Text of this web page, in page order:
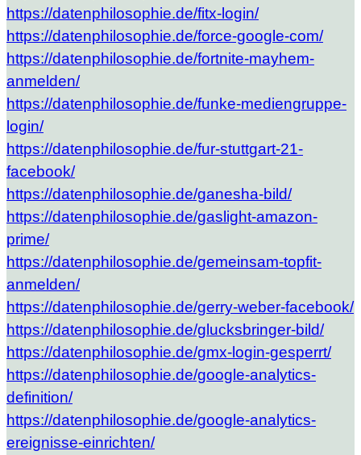
https://datenphilosophie.de/fitx-login/
https://datenphilosophie.de/force-google-com/
https://datenphilosophie.de/fortnite-mayhem-
anmelden/
https://datenphilosophie.de/funke-mediengruppe-
login/
https://datenphilosophie.de/fur-stuttgart-21-
facebook/
https://datenphilosophie.de/ganesha-bild/
https://datenphilosophie.de/gaslight-amazon-
prime/
https://datenphilosophie.de/gemeinsam-topfit-
anmelden/
https://datenphilosophie.de/gerry-weber-facebook/
https://datenphilosophie.de/glucksbringer-bild/
https://datenphilosophie.de/gmx-login-gesperrt/
https://datenphilosophie.de/google-analytics-
definition/
https://datenphilosophie.de/google-analytics-
ereignisse-einrichten/